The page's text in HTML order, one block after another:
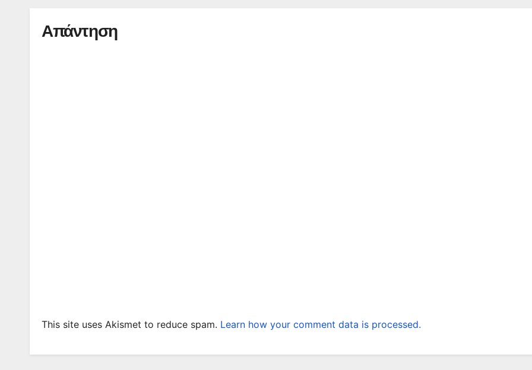
Απάντηση
This site uses Akismet to reduce spam. Learn how your comment data is processed.